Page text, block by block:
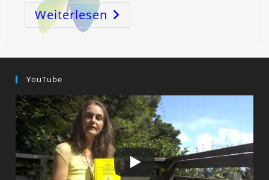
Weiterlesen NEUMOND
In
Den
YouTube